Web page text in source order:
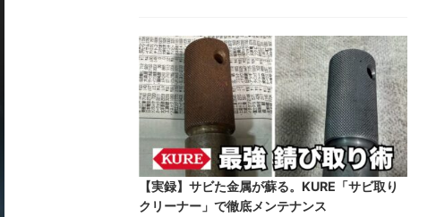
【実録】サビた金属が蘇る。KURE「サビ取り
クリーナー」で徹底メンテナンス